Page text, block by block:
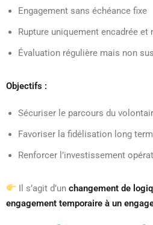
Engagement sans échéance fixe
Rupture uniquement encadrée et
Évaluation régulière mais non
Objectifs :
Sécuriser le parcours du
Favoriser la fidélisation long
Renforcer l’investissement
Il s’agit d’unchangement de
engagement temporaire à un